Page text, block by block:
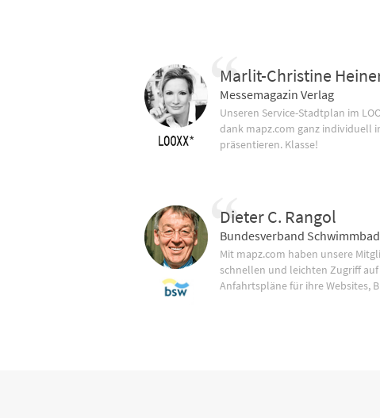
Marlit-Christine
Messemagazin Verlag
Unseren Service-Stadtplan im
dank mapz.com ganz individuell
präsentieren. Klasse!
Dieter C. Rangol
Bundesverband
Mit mapz.com haben unsere
schnellen und leichten Zugriff
Anfahrtspläne für ihre Websites,